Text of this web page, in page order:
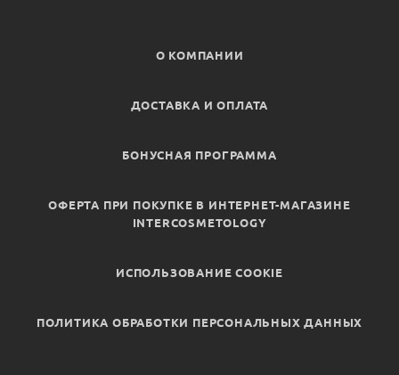
О КОМПАНИИ
ДОСТАВКА И ОПЛАТА
БОНУСНАЯ ПРОГРАММА
ОФЕРТА ПРИ ПОКУПКЕ В ИНТЕРНЕТ-МАГАЗИНЕ
INTERCOSMETOLOGY
ИСПОЛЬЗОВАНИЕ COOKIE
ПОЛИТИКА ОБРАБОТКИ ПЕРСОНАЛЬНЫХ ДАННЫХ